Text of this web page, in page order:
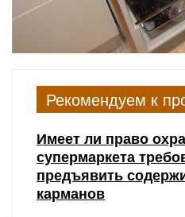
Рекомендуем к
Имеет ли право
супермаркета
предъявить
карманов